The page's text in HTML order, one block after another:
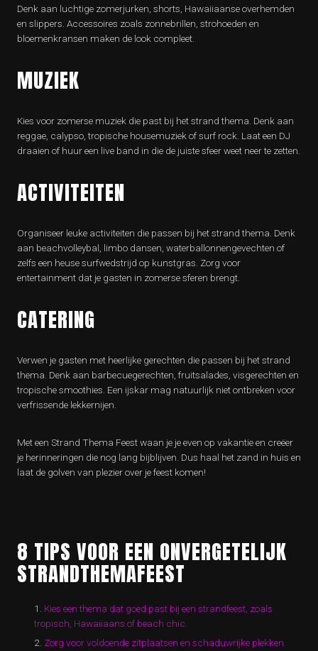
Denk aan luchtige zomerjurken, shorts, Hawaiiaanse overhemden
en slippers. Accessoires zoals zonnebrillen, strohoeden en
bloemenkransen maken de look compleet.
MUZIEK
Kies voor zomerse muziek die past bij het strand thema. Denk aan
reggae, calypso, tropische housemuziek of surf rock. Laat een DJ
draaien of huur een live band in die de juiste sfeer weet neer te zetten.
ACTIVITEITEN
Organiseer leuke activiteiten die passen bij het strand thema. Denk
aan beachvolleybal, limbo dansen, waterballonnengevechten of
zelfs een heuse surfwedstrijd op kunstgras. Zorg voor
entertainment dat je gasten in zomerse sferen brengt.
CATERING
Verwen je gasten met heerlijke gerechten die passen bij het strand
thema. Denk aan barbecuegerechten, fruitsalades, visgerechten en
tropische smoothies. Een ijskar mag natuurlijk niet ontbreken voor
verfrissende lekkernijen.
Met een Strand Thema Feest waan je je even op vakantie en creëer
je herinneringen die nog lang bijblijven. Dus haal het zand in huis en
laat de golven van plezier over je feest komen!
8 TIPS VOOR EEN ONVERGETELIJK
STRANDTHEMAFEEST
Kies een thema dat goed past bij een strandfeest, zoals
tropisch, Hawaiiaans of beach chic.
Zorg voor voldoende zitplaatsen en schaduwrijke plekken